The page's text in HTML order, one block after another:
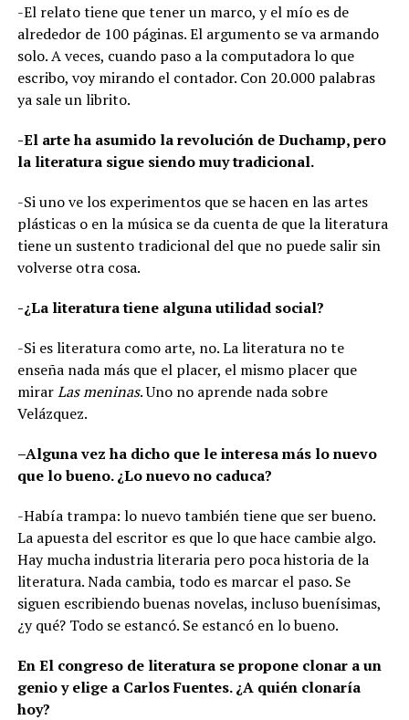
-El relato tiene que tener un marco, y el mío es de
alrededor de 100 páginas. El argumento se va armando
solo. A veces, cuando paso a la computadora lo que
escribo, voy mirando el contador. Con 20.000 palabras
ya sale un librito.
-El arte ha asumido la revolución de Duchamp, pero
la literatura sigue siendo muy tradicional.
-Si uno ve los experimentos que se hacen en las artes
plásticas o en la música se da cuenta de que la literatura
tiene un sustento tradicional del que no puede salir sin
volverse otra cosa.
-¿La literatura tiene alguna utilidad social?
-Si es literatura como arte, no. La literatura no te
enseña nada más que el placer, el mismo placer que
mirarLas meninas. Uno no aprende nada sobre
Velázquez.
–Alguna vez ha dicho que le interesa más lo nuevo
que lo bueno. ¿Lo nuevo no caduca?
-Había trampa: lo nuevo también tiene que ser bueno.
La apuesta del escritor es que lo que hace cambie algo.
Hay mucha industria literaria pero poca historia de la
literatura. Nada cambia, todo es marcar el paso. Se
siguen escribiendo buenas novelas, incluso buenísimas,
¿y qué? Todo se estancó. Se estancó en lo bueno.
En El congreso de literatura se propone clonar a un
genio y elige a Carlos Fuentes. ¿A quién clonaría
hoy?